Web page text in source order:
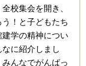
校集会を開き、
！と子どもたち
学の精神につい
に紹介しまし
んなでがんばっ